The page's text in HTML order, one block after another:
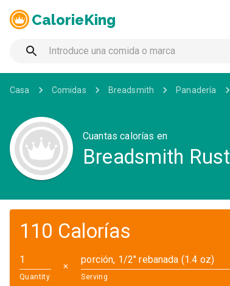
CalorieKing
Casa Comidas Breadsmith Panadería
Cuantas calorías en
Breadsmith
110 Calorías
Quantity
✕
porción, 1/2" rebanada (1.4 oz)
Serving